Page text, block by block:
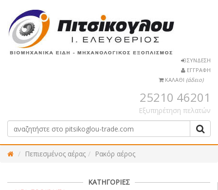
ΣΥΝΔΕΣΗ
ΕΓΓΡΑΦΗ
ΚΑΛΑΘΙ (άδειο)
25210 46201
Εξυπηρέτηση πελατών
Πεπιεσμένος αέρας Ρακόρ αέρος
ΚΑΤΗΓΟΡΙΕΣ